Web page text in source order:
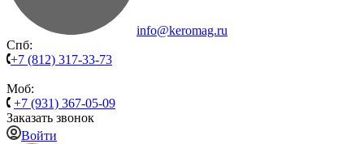
info@keromag.ru
Спб:
+7 (812) 317-33-73
Моб:
+7 (931) 367-05-09
Заказать звонок
Войти